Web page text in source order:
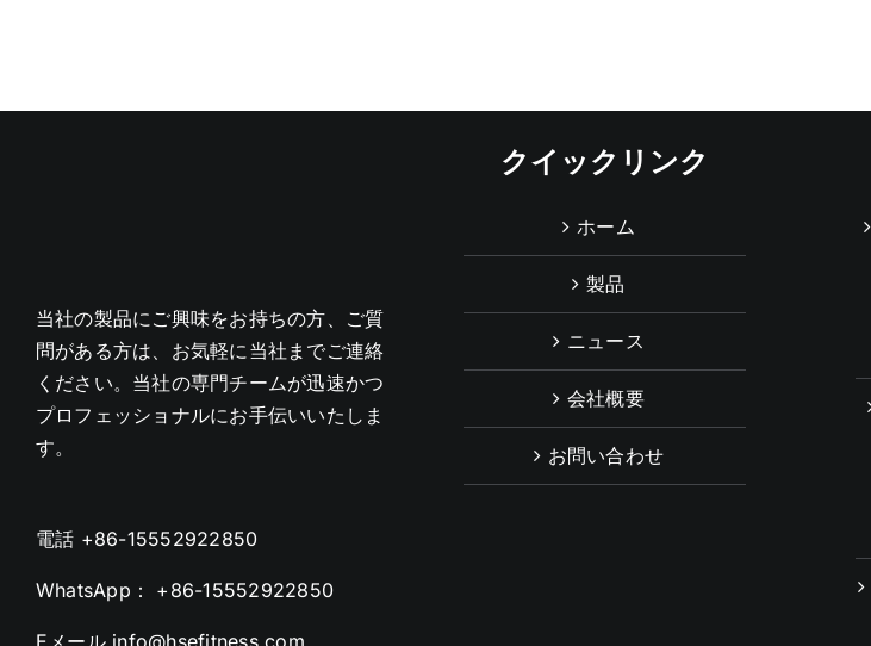
当社の製品にご興味をお持ちの方、ご質
問がある方は、お気軽に当社までご連絡
ください。当社の専門チームが迅速かつ
プロフェッショナルにお手伝いいたしま
す。
電話 +86-15552922850
WhatsApp： +86-15552922850
Eメール info@hsefitness.com
クイックリンク
ホーム
製品
ニュース
会社概要
お問い合わせ